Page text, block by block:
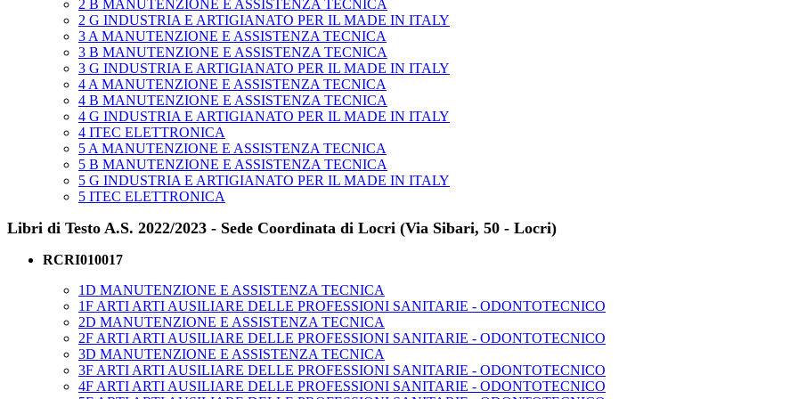
2 B MANUTENZIONE E ASSISTENZA TECNICA
2 G INDUSTRIA E ARTIGIANATO PER IL MADE IN ITALY
3 A MANUTENZIONE E ASSISTENZA TECNICA
3 B MANUTENZIONE E ASSISTENZA TECNICA
3 G INDUSTRIA E ARTIGIANATO PER IL MADE IN ITALY
4 A MANUTENZIONE E ASSISTENZA TECNICA
4 B MANUTENZIONE E ASSISTENZA TECNICA
4 G INDUSTRIA E ARTIGIANATO PER IL MADE IN ITALY
4 ITEC ELETTRONICA
5 A MANUTENZIONE E ASSISTENZA TECNICA
5 B MANUTENZIONE E ASSISTENZA TECNICA
5 G INDUSTRIA E ARTIGIANATO PER IL MADE IN ITALY
5 ITEC ELETTRONICA
Libri di Testo A.S. 2022/2023 - Sede Coordinata di Locri (Via Sibari, 50 - Locri)
RCRI010017
1D MANUTENZIONE E ASSISTENZA TECNICA
1F ARTI ARTI AUSILIARE DELLE PROFESSIONI SANITARIE - ODONTOTECNICO
2D MANUTENZIONE E ASSISTENZA TECNICA
2F ARTI ARTI AUSILIARE DELLE PROFESSIONI SANITARIE - ODONTOTECNICO
3D MANUTENZIONE E ASSISTENZA TECNICA
3F ARTI ARTI AUSILIARE DELLE PROFESSIONI SANITARIE - ODONTOTECNICO
4F ARTI ARTI AUSILIARE DELLE PROFESSIONI SANITARIE - ODONTOTECNICO